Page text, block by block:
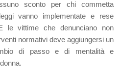
sconto per chi commetta
vanno implementate e rese
le vittime che denunciano non
normativi deve aggiungersi un
di passo e di mentalità e